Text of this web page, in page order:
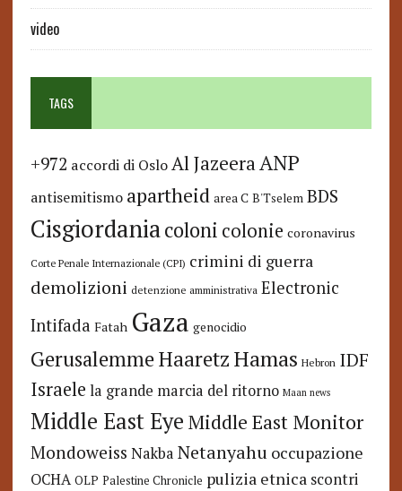
video
TAGS
+972 accordi di Oslo Al JazeeraANP
antisemitismo apartheid area C B'Tselem BDS
Cisgiordaniacoloni colonie coronavirus
Corte Penale Internazionale (CPI) crimini di guerra
demolizioni detenzione amministrativa Electronic
Intifada Fatah Gaza genocidio
GerusalemmeHaaretzHamas Hebron IDF
Israele la grande marcia del ritorno Maan news
Middle East Eye Middle East Monitor
Mondoweiss Nakba Netanyahu occupazione
OCHA OLP Palestine Chronicle pulizia etnica scontri